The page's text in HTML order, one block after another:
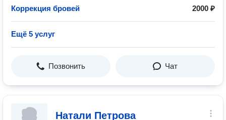
Коррекция бровей 2000 ₽
Ещё 5 услуг
Позвонить Чат
Натали Петрова